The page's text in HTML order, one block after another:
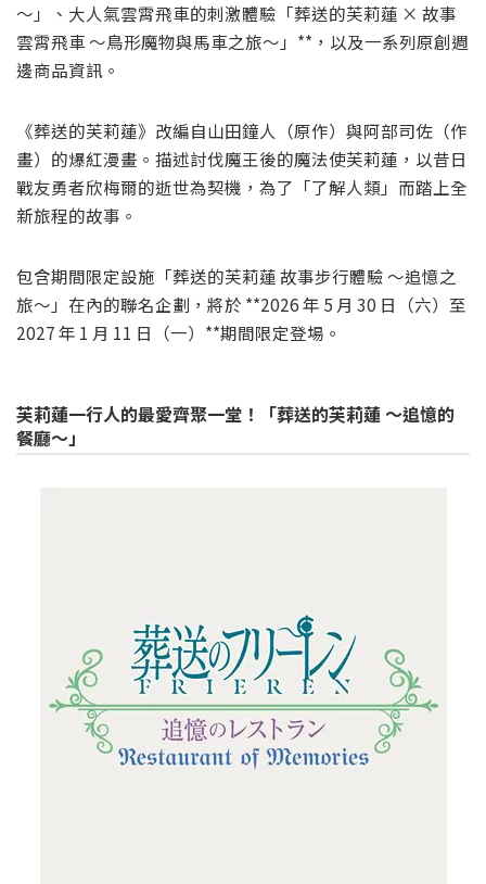
～」、大人氣雲霄飛車的刺激體驗「葬送的芙莉蓮 × 故事
雲霄飛車 ～鳥形魔物與馬車之旅～」**，以及一系列原創週
邊商品資訊。
《葬送的芙莉蓮》改編自山田鐘人（原作）與阿部司佐（作
畫）的爆紅漫畫。描述討伐魔王後的魔法使芙莉蓮，以昔日
戰友勇者欣梅爾的逝世為契機，為了「了解人類」而踏上全
新旅程的故事。
包含期間限定設施「葬送的芙莉蓮 故事步行體驗 ～追憶之
旅～」在內的聯名企劃，將於 **2026 年 5 月 30 日（六）至
2027 年 1 月 11 日（一）**期間限定登場。
芙莉蓮一行人的最愛齊聚一堂！「葬送的芙莉蓮 ～追憶的
餐廳～」